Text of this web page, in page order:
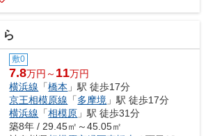
ら
敷0
7.8万円～ 11万円
横浜線 「橋本 」駅 徒歩17分
京王相模原線 「多摩境 」駅 徒歩17分
横浜線 「相模原 」駅 徒歩31分
築8年 / 29.45㎡～45.05㎡